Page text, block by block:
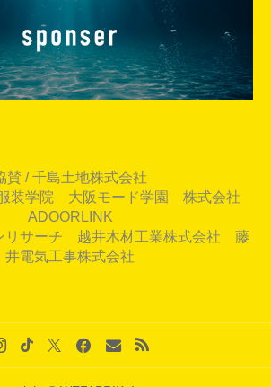
賛 / 千島土地株式会社
装学院 大阪モード学園 株式会社
ADOORLINK
リサーチ 越井木材工業株式会社 藤
井電気工事株式会社